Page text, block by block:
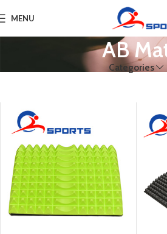
MENU
AB
Categories